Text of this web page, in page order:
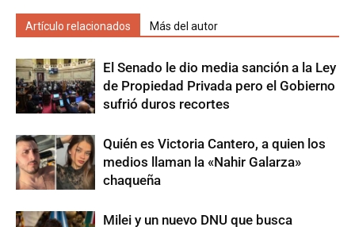
Artículo relacionados Más del autor
El Senado le dio media sanción a la Ley
de Propiedad Privada pero el Gobierno
sufrió duros recortes
Quién es Victoria Cantero, a quien los
medios llaman la «Nahir Galarza»
chaqueña
Milei y un nuevo DNU que busca